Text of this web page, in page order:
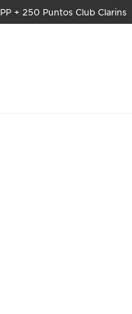
+ 250 Puntos Club Clarins